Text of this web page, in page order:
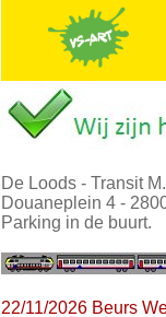
De Loods - Transit M.
Douaneplein 4 -
Parking in de buurt.
22/11/2026 Beurs